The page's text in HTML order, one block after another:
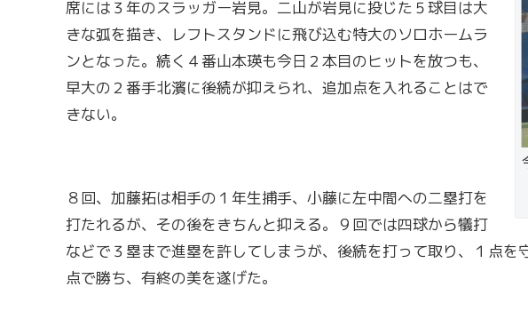
席には３年のスラッガー岩見。二山が岩見に投じた５球目は大
きな弧を描き、レフトスタンドに飛び込む特大のソロホームラ
ンとなった。続く４番山本瑛も今日２本目のヒットを放つも、
早大の２番手北濱に後続が抑えられ、追加点を入れることはで
きない。
８回、加藤拓は相手の１年生捕手、小藤に左中間への二塁打を
打たれるが、その後をきちんと抑える。９回では四球から犠打
などで３塁まで進塁を許してしまうが、後続を打って取り、１点を
点で勝ち、有終の美を遂げた。